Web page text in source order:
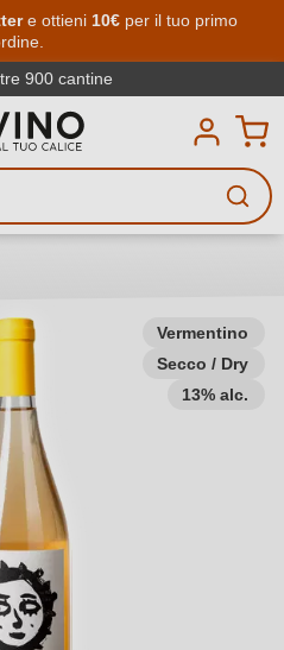
Passa al contenuto principale
e ottieni 10€per il tuo primo
900 cantine
Vermentino
Secco / Dry
13% alc.
nome del vino,
cantina o altri